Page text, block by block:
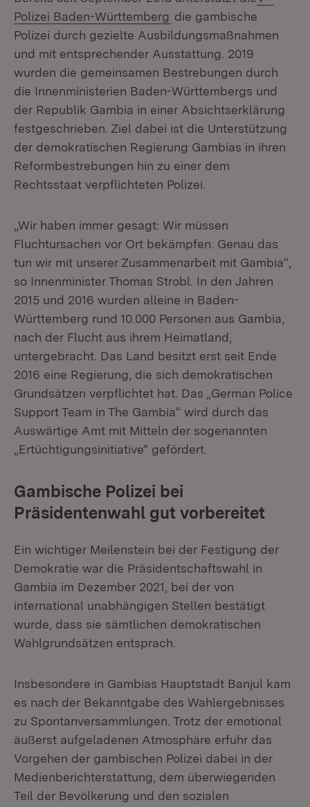
Polizei Baden-Württemberg (Öffnet in neuem
die gambische
Polizei durch gezielte Ausbildungsmaßnahmen
und mit entsprechender Ausstattung. 2019
wurden die gemeinsamen Bestrebungen durch
die Innenministerien Baden-Württembergs und
der Republik Gambia in einer Absichtserklärung
festgeschrieben. Ziel dabei ist die Unterstützung
der demokratischen Regierung Gambias in ihren
Reformbestrebungen hin zu einer dem
Rechtsstaat verpflichteten Polizei.
„Wir haben immer gesagt: Wir müssen
Fluchtursachen vor Ort bekämpfen. Genau das
tun wir mit unserer Zusammenarbeit mit Gambia“,
so Innenminister Thomas Strobl. In den Jahren
2015 und 2016 wurden alleine in Baden-
Württemberg rund 10.000 Personen aus Gambia,
nach der Flucht aus ihrem Heimatland,
untergebracht. Das Land besitzt erst seit Ende
2016 eine Regierung, die sich demokratischen
Grundsätzen verpflichtet hat. Das „German Police
Support Team in The Gambia“ wird durch das
Auswärtige Amt mit Mitteln der sogenannten
„Ertüchtigungsinitiative“ gefördert.
Gambische Polizei bei
Präsidentenwahl gut vorbereitet
Ein wichtiger Meilenstein bei der Festigung der
Demokratie war die Präsidentschaftswahl in
Gambia im Dezember 2021, bei der von
international unabhängigen Stellen bestätigt
wurde, dass sie sämtlichen demokratischen
Wahlgrundsätzen entsprach.
Insbesondere in Gambias Hauptstadt Banjul kam
es nach der Bekanntgabe des Wahlergebnisses
zu Spontanversammlungen. Trotz der emotional
äußerst aufgeladenen Atmosphäre erfuhr das
Vorgehen der gambischen Polizei dabei in der
Medienberichterstattung, dem überwiegenden
Teil der Bevölkerung und den sozialen